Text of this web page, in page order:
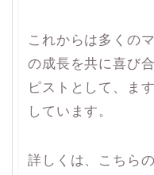
これからは多くの
の成長を共に喜び
ピストとして、ま
しています。
詳しくは、こちら